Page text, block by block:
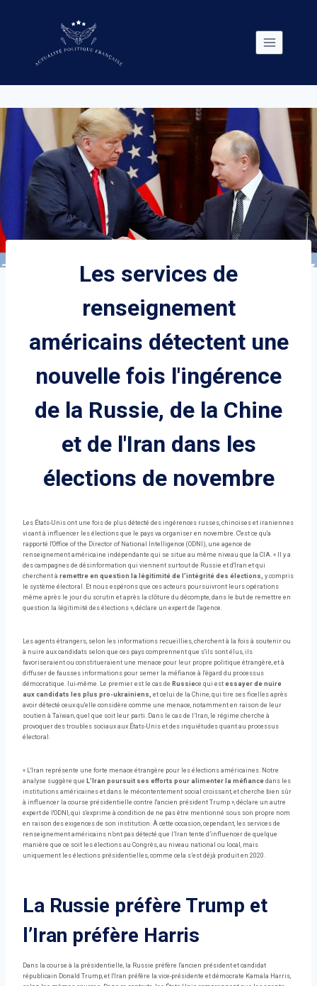
Les services de
renseignement
américains détectent une
nouvelle fois l'ingérence
de la Russie, de la Chine
et de l'Iran dans les
élections de novembre
Les États-Unis ont une fois de plus détecté des ingérences russes, chinoises et iraniennes
visant à influencer les élections que le pays va organiser en novembre. C'est ce qu'a
rapporté l'Office of the Director of National Intelligence (ODNI), une agence de
renseignement américaine indépendante qui se situe au même niveau que la CIA. « Il y a
des campagnes de désinformation qui viennent surtout de Russie et d'Iran et qui
cherchent à remettre en question la légitimité de l’intégrité des élections, y compris
le système électoral. Et nous espérons que ces acteurs poursuivront leurs opérations
même après le jour du scrutin et après la clôture du décompte, dans le but de remettre en
question la légitimité des élections », déclare un expert de l'agence.
Les agents étrangers, selon les informations recueillies, cherchent à la fois à soutenir ou
à nuire aux candidats selon que ces pays comprennent que s'ils sont élus, ils
favoriseraient ou constitueraient une menace pour leur propre politique étrangère, et à
diffuser de fausses informations pour semer la méfiance à l'égard du processus
démocratique. lui-même. Le premier est le cas de Russiece qui est essayer de nuire
aux candidats les plus pro-ukrainiens, et celui de la Chine, qui tire ses ficelles après
avoir détecté ceux qu'elle considère comme une menace, notamment en raison de leur
soutien à Taïwan, quel que soit leur parti. Dans le cas de l’Iran, le régime cherche à
provoquer des troubles sociaux aux États-Unis et des inquiétudes quant au processus
électoral.
« L'Iran représente une forte menace étrangère pour les élections américaines. Notre
analyse suggère que L’Iran poursuit ses efforts pour alimenter la méfiance dans les
institutions américaines et dans le mécontentement social croissant, et cherche bien sûr
à influencer la course présidentielle contre l'ancien président Trump », déclare un autre
expert de l'ODNI, qui s'exprime à condition de ne pas être mentionné sous son propre nom
en raison des exigences de son institution. À cette occasion, cependant, les services de
renseignement américains n’ont pas détecté que l’Iran tente d’influencer de quelque
manière que ce soit les élections au Congrès, au niveau national ou local, mais
uniquement les élections présidentielles, comme cela s’est déjà produit en 2020.
La Russie préfère Trump et
l’Iran préfère Harris
Dans la course à la présidentielle, la Russie préfère l'ancien président et candidat
républicain Donald Trump, et l'Iran préfère la vice-présidente et démocrate Kamala Harris,